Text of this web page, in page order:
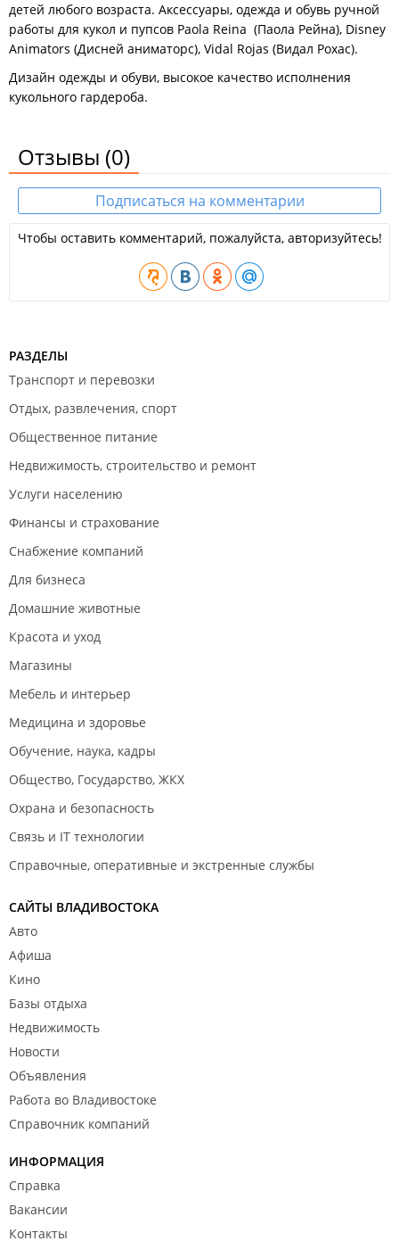
детей любого возраста. Аксессуары, одежда и обувь ручной
работы для кукол и пупсов Paola Reina (Паола Рейна), Disney
Animators (Дисней аниматорс), Vidal Rojas (Видал Рохас).
Дизайн одежды и обуви, высокое качество исполнения
кукольного гардероба.
Отзывы (0)
Подписаться на комментарии
Чтобы оставить комментарий, пожалуйста, авторизуйтесь!
РАЗДЕЛЫ
Транспорт и перевозки
Отдых, развлечения, спорт
Общественное питание
Недвижимость, строительство и ремонт
Услуги населению
Финансы и страхование
Снабжение компаний
Для бизнеса
Домашние животные
Красота и уход
Магазины
Мебель и интерьер
Медицина и здоровье
Обучение, наука, кадры
Общество, Государство, ЖКХ
Охрана и безопасность
Связь и IT технологии
Справочные, оперативные и экстренные службы
САЙТЫ ВЛАДИВОСТОКА
Авто
Афиша
Кино
Базы отдыха
Недвижимость
Новости
Объявления
Работа во Владивостоке
Справочник компаний
ИНФОРМАЦИЯ
Справка
Вакансии
Контакты